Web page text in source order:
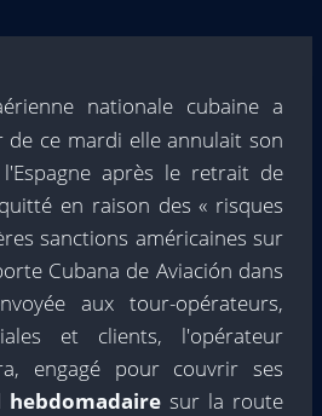
nationale cubaine a
ce mardi elle annulait son
après le retrait de
en raison des « risques
sanctions américaines sur
Cubana de Aviación dans
aux tour-opérateurs,
et clients, l'opérateur
engagé pour couvrir ses
sur la route